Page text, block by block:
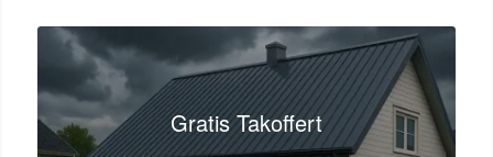
Gratis Takoffert